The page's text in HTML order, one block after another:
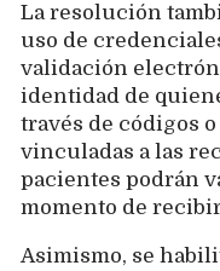
La resolución
uso de
validación
identidad de
través de códigos
vinculadas a las
pacientes podrán
momento de
Asimismo, se